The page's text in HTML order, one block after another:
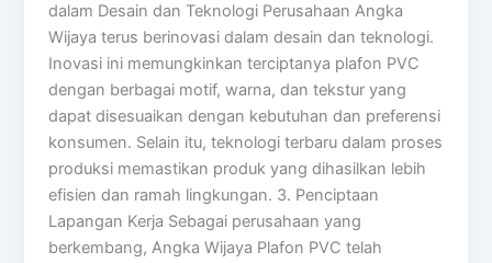
dalam Desain dan Teknologi Perusahaan Angka
Wijaya terus berinovasi dalam desain dan teknologi.
Inovasi ini memungkinkan terciptanya plafon PVC
dengan berbagai motif, warna, dan tekstur yang
dapat disesuaikan dengan kebutuhan dan preferensi
konsumen. Selain itu, teknologi terbaru dalam proses
produksi memastikan produk yang dihasilkan lebih
efisien dan ramah lingkungan. 3. Penciptaan
Lapangan Kerja Sebagai perusahaan yang
berkembang, Angka Wijaya Plafon PVC telah